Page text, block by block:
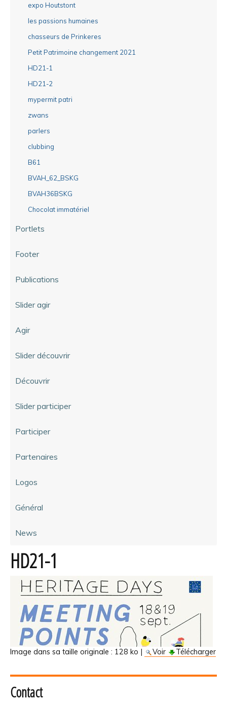
expo Houtstont
les passions humaines
chasseurs de Prinkeres
Petit Patrimoine changement 2021
HD21-1
HD21-2
mypermit patri
zwans
parlers
clubbing
B61
BVAH_62_BSKG
BVAH36BSKG
Chocolat immatériel
Portlets
Footer
Publications
Slider agir
Agir
Slider découvrir
Découvrir
Slider participer
Participer
Partenaires
Logos
Général
News
HD21-1
Image dans sa taille originale : 128 ko | Voir Télécharger
Contact